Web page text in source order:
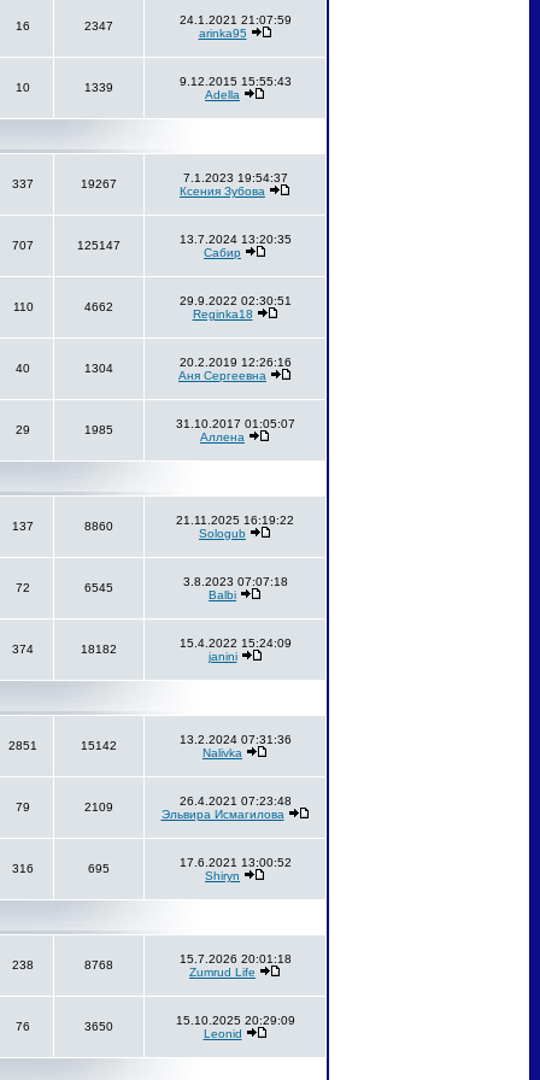
16 2347
24.1.2021 21:07:59
arinka95
10 1339
9.12.2015 15:55:43
Adella
337 19267
7.1.2023 19:54:37
Ксения Зубова
707 125147
13.7.2024 13:20:35
Сабир
110 4662
29.9.2022 02:30:51
Reginka18
40 1304
20.2.2019 12:26:16
Аня Сергеевна
29 1985
31.10.2017 01:05:07
Аллена
137 8860
21.11.2025 16:19:22
Sologub
72 6545
3.8.2023 07:07:18
Balbi
374 18182
15.4.2022 15:24:09
janini
2851 15142
13.2.2024 07:31:36
Nalivka
79 2109
26.4.2021 07:23:48
Эльвира Исмагилова
316 695
17.6.2021 13:00:52
Shiryn
238 8768
15.7.2026 20:01:18
Zumrud Life
76 3650
15.10.2025 20:29:09
Leonid